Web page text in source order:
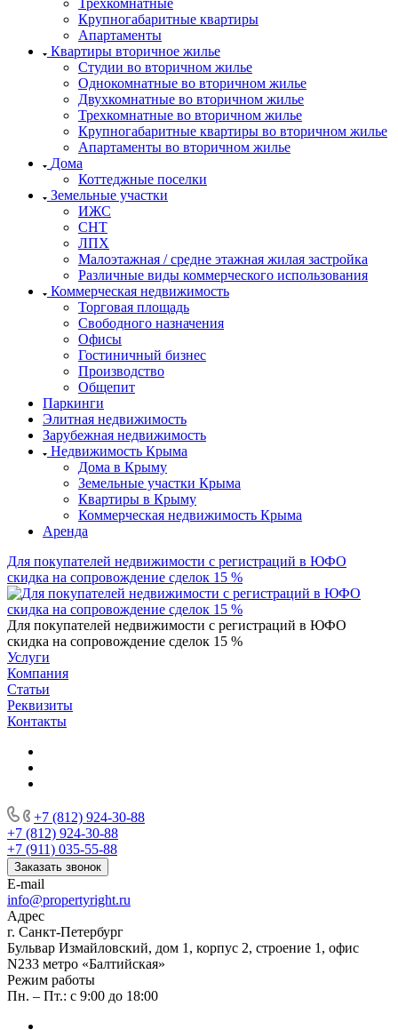
Крупногабаритные квартиры
Апартаменты
Квартиры вторичное жилье
Студии во вторичном жилье
Однокомнатные во вторичном жилье
Двухкомнатные во вторичном жилье
Трехкомнатные во вторичном жилье
Крупногабаритные квартиры во вторичном жилье
Апартаменты во вторичном жилье
Дома
Коттеджные поселки
Земельные участки
ИЖС
СНТ
ЛПХ
Малоэтажная / средне этажная жилая застройка
Различные виды коммерческого использования
Коммерческая недвижимость
Торговая площадь
Свободного назначения
Офисы
Гостиничный бизнес
Производство
Общепит
Паркинги
Элитная недвижимость
Зарубежная недвижимость
Недвижимость Крыма
Дома в Крыму
Земельные участки Крыма
Квартиры в Крыму
Коммерческая недвижимость Крыма
Аренда
Для покупателей недвижимости с регистраций в ЮФО
скидка на сопровождение сделок 15 %
Для покупателей недвижимости с регистраций в ЮФО
скидка на сопровождение сделок 15 %
Услуги
Компания
Статьи
Реквизиты
Контакты
+7 (812) 924-30-88
+7 (812) 924-30-88
+7 (911) 035-55-88
Заказать звонок
E-mail
info@propertyright.ru
Адрес
г. Санкт-Петербург
Бульвар Измайловский, дом 1, корпус 2, строение 1, офис
N233 метро «Балтийская»
Режим работы
Пн. – Пт.: с 9:00 до 18:00